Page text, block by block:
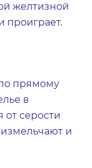
желтизной
проиграет.
прямому
в
от серости
и